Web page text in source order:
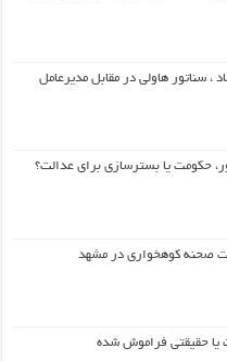
، سناتور هاولی در مقابل مدیرعامل
حکومت یا بسترسازی برای عدالت؟
صحنه کوهخواری در مشهد
یا حقیقتی فراموش شده